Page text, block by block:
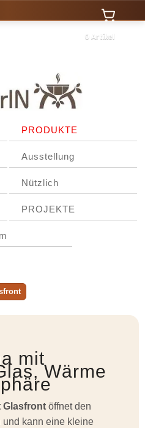
0 Artikel
PRODUKTE
Ausstellung
Nützlich
PROJEKTE
mit
Wärme
Glasfront öffnet den
und kann eine kleine